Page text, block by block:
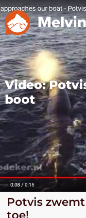
Video:
boot
Potvis
toe!